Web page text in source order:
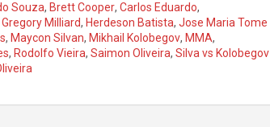
Souza, Brett Cooper, Carlos Eduardo,
Gregory Milliard, Herdeson Batista, Jose Maria Tome
, Maycon Silvan, Mikhail Kolobegov, MMA,
, Rodolfo Vieira, Saimon Oliveira, Silva vs Kolobegov